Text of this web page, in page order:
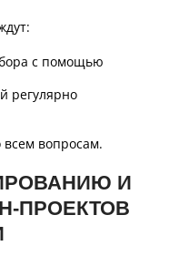
с помощью
регулярно
вопросам.
И
ПРОЕКТОВ